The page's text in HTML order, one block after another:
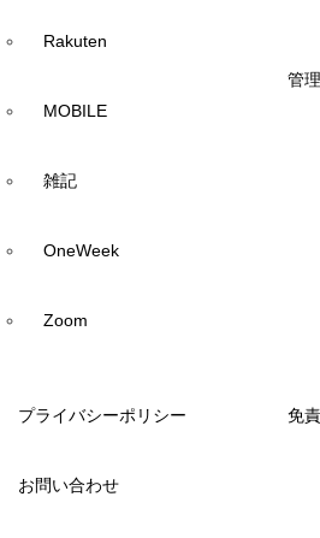
Rakuten
MOBILE
雑記
OneWeek
Zoom
管
プライバシーポリシー 免
お問い合わせ